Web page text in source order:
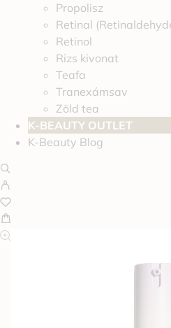
Propolisz
Retinal
Retinol
Rizs kivonat
Teafa
Tranexámsav
Zöld tea
K-BEAUTY OUTLET
K-Beauty Blog